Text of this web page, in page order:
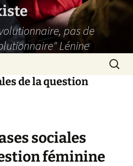
pas de
Lénine
de la question
sociales
féminine